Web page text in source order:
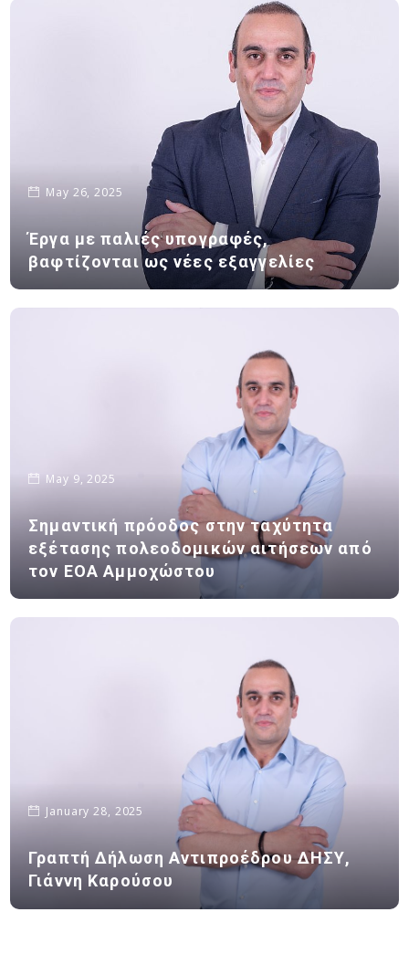
May 26, 2025
Έργα με παλιές υπογραφές,
βαφτίζονται ως νέες εξαγγελίες
May 9, 2025
Σημαντική πρόοδος στην ταχύτητα
εξέτασης πολεοδομικών αιτήσεων από
τον ΕΟΑ Αμμοχώστου
January 28, 2025
Γραπτή Δήλωση Αντιπροέδρου ΔΗΣΥ,
Γιάννη Καρούσου